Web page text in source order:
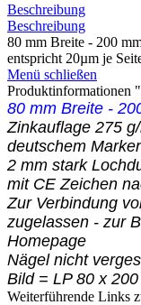
Beschreibung
Beschreibung
80 mm Breite - 200
entspricht 20µm je
Menü schließen
Produktinformationen
80 mm Breite -
Zinkauflage 275
deutschem
2 mm stark
mit CE Zeichen
Zur Verbindung
zugelassen - zur
Homepage
Nägel nicht
Bild = LP 80 x 200
Weiterführende Links